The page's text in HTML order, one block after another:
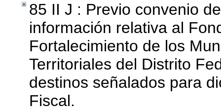
85 II J : Previo convenio
información relativa al
Fortalecimiento de los
Territoriales del Distrito
destinos señalados para
Fiscal.